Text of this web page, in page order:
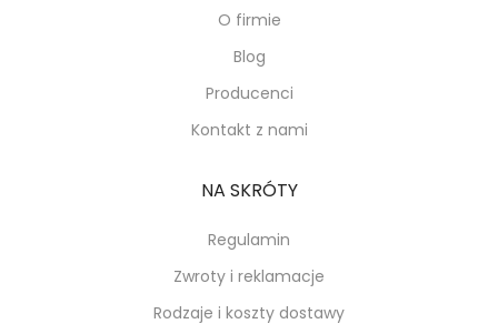
O firmie
Blog
Producenci
Kontakt z nami
NA SKRÓTY
Regulamin
Zwroty i reklamacje
Rodzaje i koszty dostawy